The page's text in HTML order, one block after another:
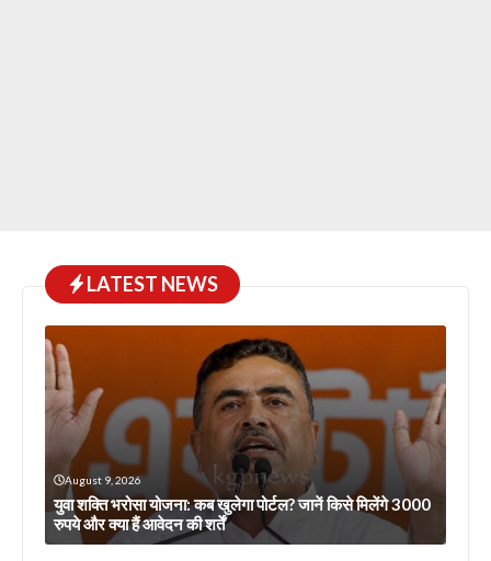
LATEST NEWS
August 9, 2026
युवा शक्ति भरोसा योजना: कब खुलेगा पोर्टल? जानें किसे मिलेंगे 3000
रुपये और क्या हैं आवेदन की शर्तें